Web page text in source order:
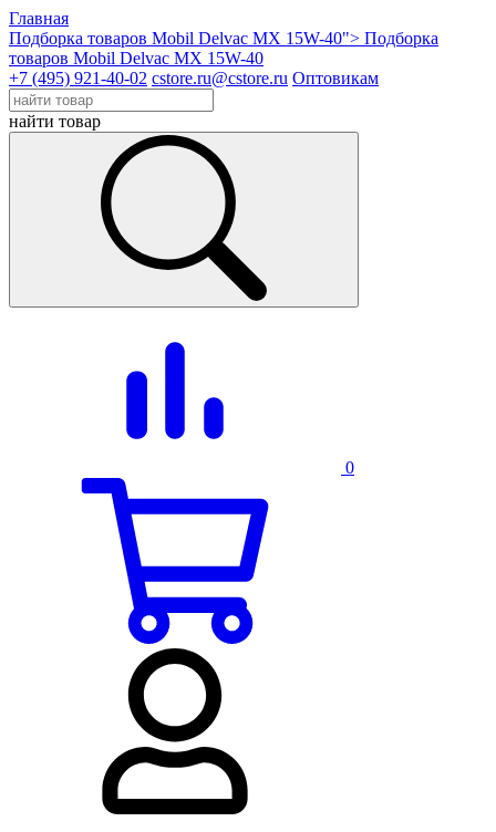
Главная
Подборка товаров Mobil Delvac MX 15W-40"> Подборка
товаров Mobil Delvac MX 15W-40
+7 (495) 921-40-02 cstore.ru@cstore.ru Оптовикам
найти товар
0